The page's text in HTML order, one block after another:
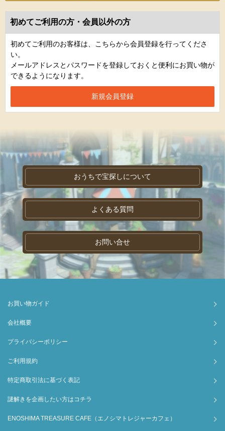
初めてご利用の方・会員以外の方
初めてご利用のお客様は、こちらから会員登録を行ってくださ
い。
メールアドレスとパスワードを登録しておくと便利にお買い物が
できるようになります。
おうちで宝探しについて
よくある質問
お問い合せ
お買い物ガイド
会社概要
プライバシーポリシー
ご利用規約
特定商取引法に基づく表記
謎解きを企画したい方はコチラ
ENOSHIMA TREASURE CAFE（エノシマトレジャーカフェ）